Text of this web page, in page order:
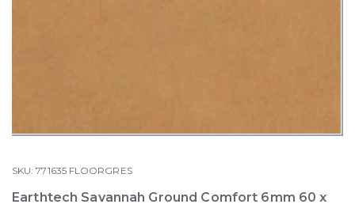
SKU:771635 FLOORGRES
Earthtech Savannah Ground Comfort 6mm 60 x